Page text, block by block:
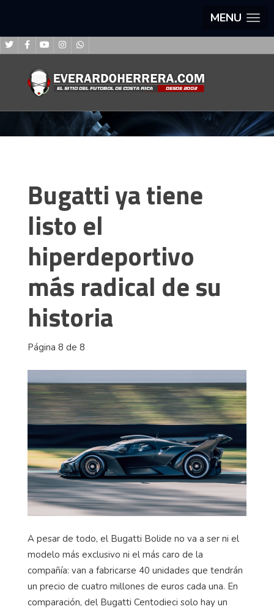
MENU
Bugatti ya tiene
listo el
hiperdeportivo
más radical de su
historia
Página 8 de 8
A pesar de todo, el Bugatti Bolide no va a ser ni el
modelo más exclusivo ni el más caro de la
compañía: van a fabricarse 40 unidades que tendrán
un precio de cuatro millones de euros cada una. En
comparación, del Bugatti Centodieci solo hay un